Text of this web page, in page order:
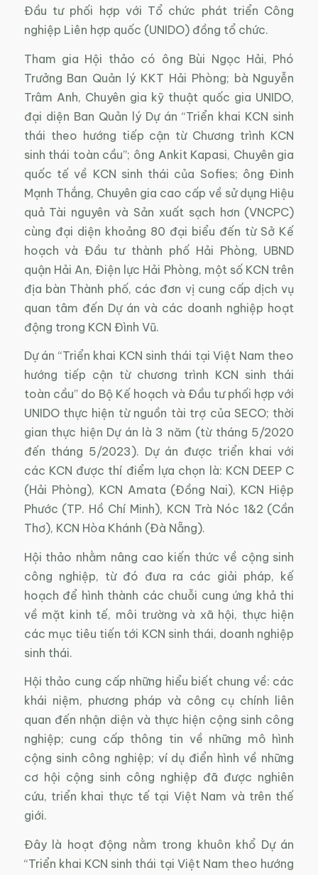
Đầu tư phối hợp với Tổ chức phát triển Công
nghiệp Liên hợp quốc (UNIDO) đồng tổ chức.
Tham gia Hội thảo có ông Bùi Ngọc Hải, Phó
Trưởng Ban Quản lý KKT Hải Phòng; bà Nguyễn
Trâm Anh, Chuyên gia kỹ thuật quốc gia UNIDO,
đại diện Ban Quản lý Dự án “Triển khai KCN sinh
thái theo hướng tiếp cận từ Chương trình KCN
sinh thái toàn cầu”; ông Ankit Kapasi, Chuyên gia
quốc tế về KCN sinh thái của Sofies; ông Đinh
Mạnh Thắng, Chuyên gia cao cấp về sử dụng Hiệu
quả Tài nguyên và Sản xuất sạch hơn (VNCPC)
cùng đại diện khoảng 80 đại biểu đến từ Sở Kế
hoạch và Đầu tư thành phố Hải Phòng, UBND
quận Hải An, Điện lực Hải Phòng, một số KCN trên
địa bàn Thành phố, các đơn vị cung cấp dịch vụ
quan tâm đến Dự án và các doanh nghiệp hoạt
động trong KCN Đình Vũ.
Dự án “Triển khai KCN sinh thái tại Việt Nam theo
hướng tiếp cận từ chương trình KCN sinh thái
toàn cầu” do Bộ Kế hoạch và Đầu tư phối hợp với
UNIDO thực hiện từ nguồn tài trợ của SECO; thời
gian thực hiện Dự án là 3 năm (từ tháng 5/2020
đến tháng 5/2023). Dự án được triển khai với
các KCN được thí điểm lựa chọn là: KCN DEEP C
(Hải Phòng), KCN Amata (Đồng Nai), KCN Hiệp
Phước (TP. Hồ Chí Minh), KCN Trà Nóc 1&2 (Cần
Thơ), KCN Hòa Khánh (Đà Nẵng).
Hội thảo nhằm nâng cao kiến thức về cộng sinh
công nghiệp, từ đó đưa ra các giải pháp, kế
hoạch để hình thành các chuỗi cung ứng khả thi
về mặt kinh tế, môi trường và xã hội, thực hiện
các mục tiêu tiến tới KCN sinh thái, doanh nghiệp
sinh thái.
Hội thảo cung cấp những hiểu biết chung về: các
khái niệm, phương pháp và công cụ chính liên
quan đến nhận diện và thực hiện cộng sinh công
nghiệp; cung cấp thông tin về những mô hình
cộng sinh công nghiệp; ví dụ điển hình về những
cơ hội cộng sinh công nghiệp đã được nghiên
cứu, triển khai thực tế tại Việt Nam và trên thế
giới.
Đây là hoạt động nằm trong khuôn khổ Dự án
“Triển khai KCN sinh thái tại Việt Nam theo hướng